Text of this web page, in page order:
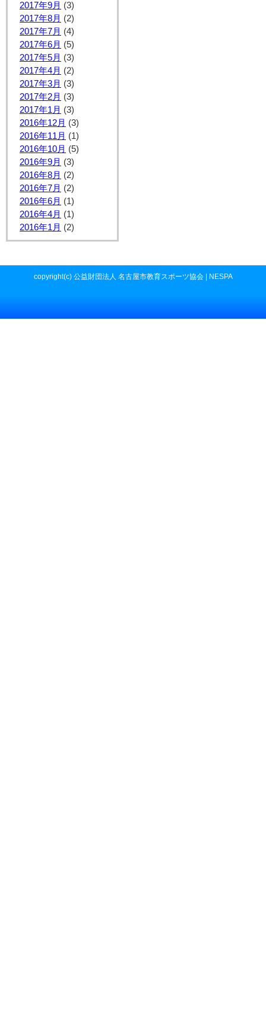
2017年9月 (3)
2017年8月 (2)
2017年7月 (4)
2017年6月 (5)
2017年5月 (3)
2017年4月 (2)
2017年3月 (3)
2017年2月 (3)
2017年1月 (3)
2016年12月 (3)
2016年11月 (1)
2016年10月 (5)
2016年9月 (3)
2016年8月 (2)
2016年7月 (2)
2016年6月 (1)
2016年4月 (1)
2016年1月 (2)
copyright(c) 公益財団法人 名古屋市教育スポーツ協会 | NESPA